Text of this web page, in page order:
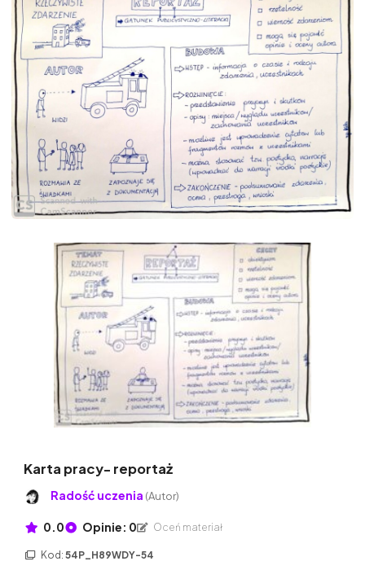
Karta pracy- reportaż
Radość uczenia (Autor)
0.0 Opinie: 0 Oceń materiał
Kod: 54P_H89WDY-54